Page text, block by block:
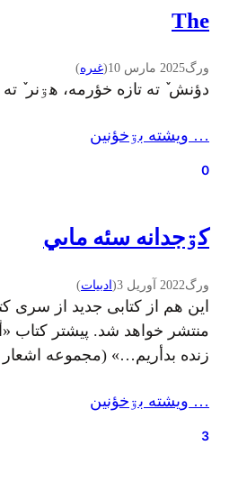
The
ورگ2025 مارس 10 (غىره)
دؤنش ٚ ته تازه خؤرمه، هۊنر ٚ ته
… ويشته بۊخؤنين
0
کۊجدانه سئه ماىي
ورگ2022 آوریل 3 ( ادبيات)
این هم از کتابی جدید از سری
منتشر خواهد شد. پیشتر کتاب
زنده بدأريم…» (مجموعه
معروف ماهی سیاه کوچولو
ترجمهٔ گیلکی و تصویرسازی
… ويشته بۊخؤنين
3